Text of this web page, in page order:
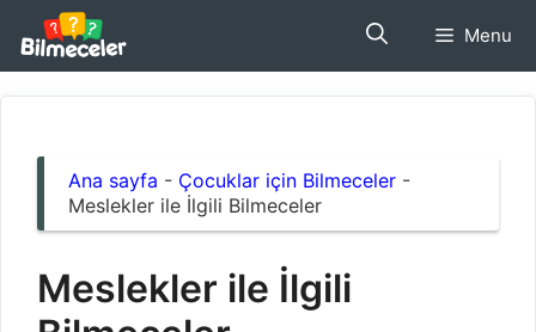
İçeriğe
atla
Menu
Ana sayfa - Çocuklar için Bilmeceler -
Meslekler ile İlgili Bilmeceler
Meslekler ile İlgili